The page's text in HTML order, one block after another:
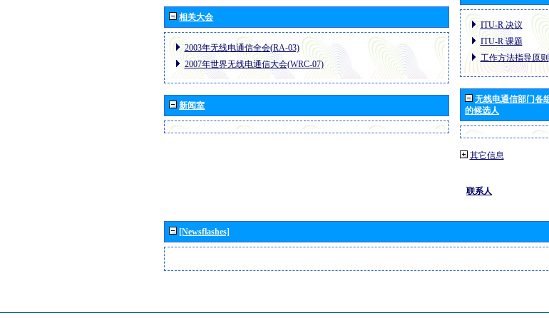
相关大会
2003年无线电通信全会(RA-03)
2007年世界无线电通信大会(WRC-07)
新闻室
ITU-R 决议
ITU-R 课题
工作方法指导原则
无线电通信部门各
的候选人
其它信息
联系人
[Newsflashes]